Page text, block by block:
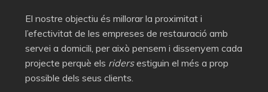
El nostre objectiu és millorar la proximitat i
l’efectivitat de les empreses de restauració amb
servei a domicili, per això pensem i dissenyem cada
projecte perquè els ridersestiguin el més a prop
possible dels seus clients.